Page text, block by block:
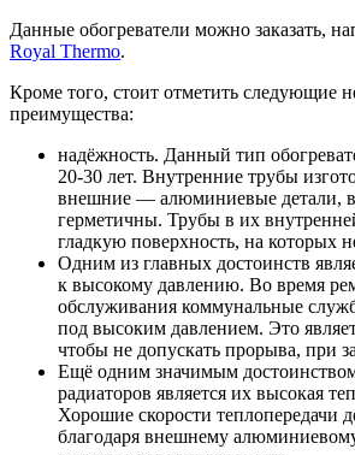
Данные обогреватели можно заказать,
Royal Thermo.
Кроме того, стоит отметить следующие
преимущества:
надёжность. Данный тип
20-30 лет. Внутренние трубы
внешние — алюминиевые детали,
герметичны. Трубы в их
гладкую поверхность, на которых
Одним из главных достоинств
к высокому давлению. Во время
обслуживания коммунальные
под высоким давлением. Это
чтобы не допускать прорыва, при
Ещё одним значимым
радиаторов является их высокая
Хорошие скорости теплопередачи
благодаря внешнему